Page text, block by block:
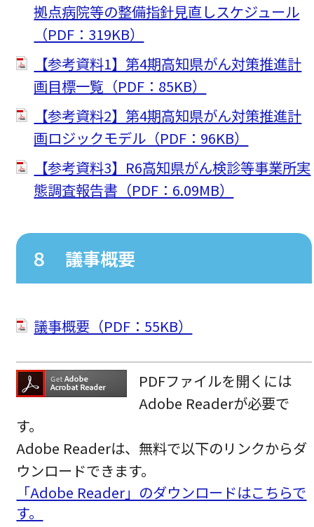
拠点病院等の整備指針見直しスケジュール
（PDF：319KB）
【参考資料1】第4期高知県がん対策推進計
画目標一覧（PDF：85KB）
【参考資料2】第4期高知県がん対策推進計
画ロジックモデル（PDF：96KB）
【参考資料3】R6高知県がん検診等事業所実
態調査報告書（PDF：6.09MB）
８ 議事概要
議事概要（PDF：55KB）
PDFファイルを開くには
Adobe Readerが必要で
す。
Adobe Readerは、無料で以下のリンクからダ
ウンロードできます。
「Adobe Reader」のダウンロードはこちらで
す。